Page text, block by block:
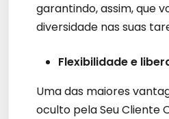
garantindo, assim, que
diversidade nas suas
Flexibilidade e
Uma das maiores
oculto pela Seu Cliente